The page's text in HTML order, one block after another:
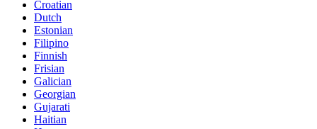
Croatian
Dutch
Estonian
Filipino
Finnish
Frisian
Galician
Georgian
Gujarati
Haitian